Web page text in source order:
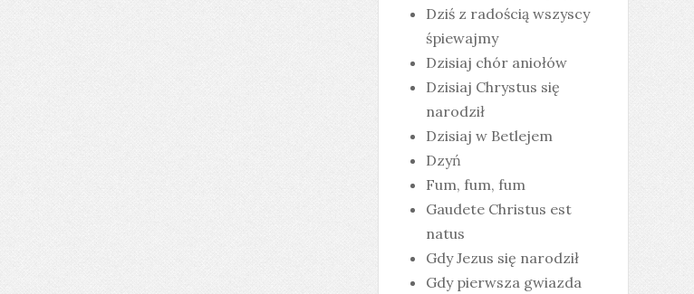
Dziś z radością wszyscy
śpiewajmy
Dzisiaj chór aniołów
Dzisiaj Chrystus się
narodził
Dzisiaj w Betlejem
Dzyń
Fum, fum, fum
Gaudete Christus est
natus
Gdy Jezus się narodził
Gdy pierwsza gwiazda